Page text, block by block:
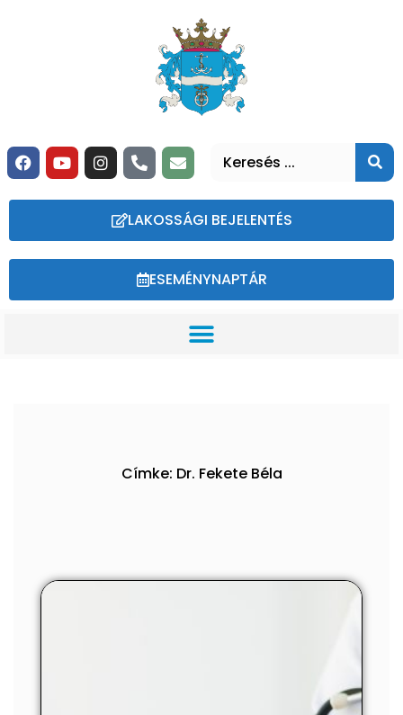
LAKOSSÁGI BEJELENTÉS
ESEMÉNYNAPTÁR
Címke: Dr. Fekete Béla